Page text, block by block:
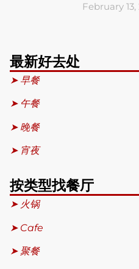
February
最新好去处
➤ 早餐
➤ 午餐
➤ 晚餐
➤ 宵夜
按类型找餐厅
➤ 火锅
➤ Cafe
➤ 聚餐